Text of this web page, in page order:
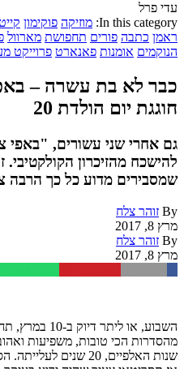
עדי פרל
In this category: מוזיקה פוקימון
ראמן כתבה פורים תחפושת מארוול
הנוקמים אומנות פאנארט פרוייקט
כבר לא בת עשרה –
חוגגת יום הולדת 20
גם אחרי שני עשורים, "באפי
להישכח מהזיכרון
שמסבירים מדוע כל כך הרבה
By זוהר צלח
מרץ 8, 2017
By זוהר צלח
מרץ 8, 2017
השבוע, או ליתר דיוק ב-10 במרץ, תחגוג
שנות האלפיים, 20